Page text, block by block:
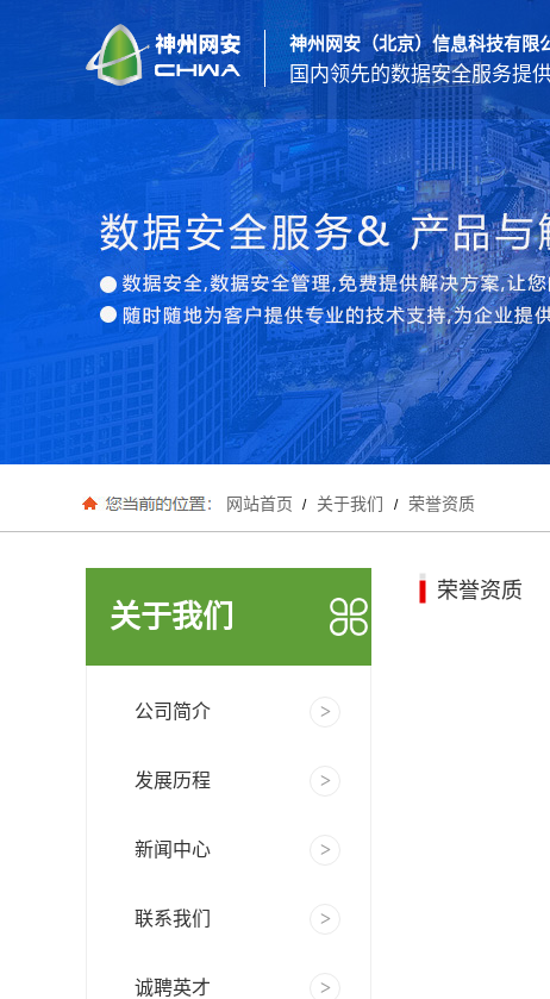
神州网安（北京）信息科技有限
国内领先的数据安全服务提
网站首页 / 关于我们 / 荣誉资质
关于我们
公司简介
发展历程
新闻中心
联系我们
诚聘英才
荣誉资质